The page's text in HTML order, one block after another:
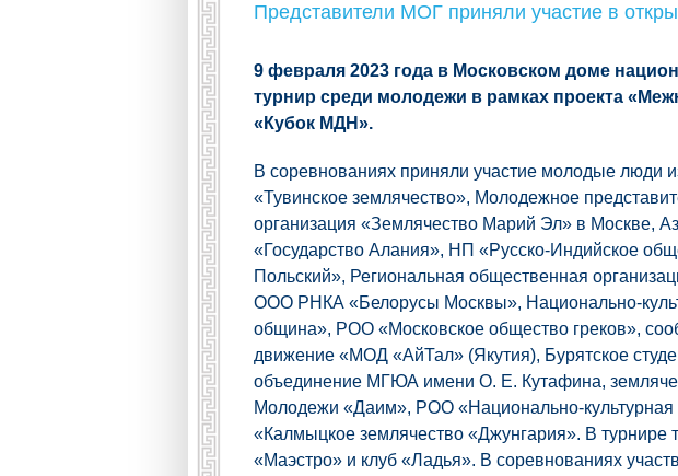
Представители МОГ приняли участие в
9 февраля 2023 года в Московском доме
турнир среди молодежи в рамках проекта
«Кубок МДН».
В соревнованиях приняли участие молодые люди
«Тувинское землячество», Молодежное
организация «Землячество Марий Эл» в Москве,
«Государство Алания», НП «Русско-Индийское
Польский», Региональная общественная
ООО РНКА «Белорусы Москвы», Национально-
община», РОО «Московское общество греков»,
движение «МОД «АйТал» (Якутия), Бурятское
объединение МГЮА имени О. Е. Кутафина,
Молодежи «Даим», РОО «Национально-
«Калмыцкое землячество «Джунгария». В турнире
«Маэстро» и клуб «Ладья». В соревнованиях